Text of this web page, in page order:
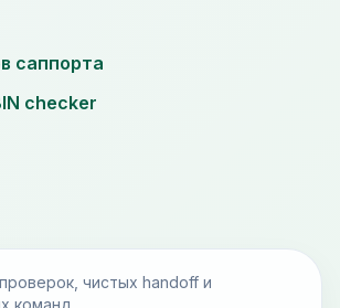
саппорта
checker
чистых handoff и
команд.